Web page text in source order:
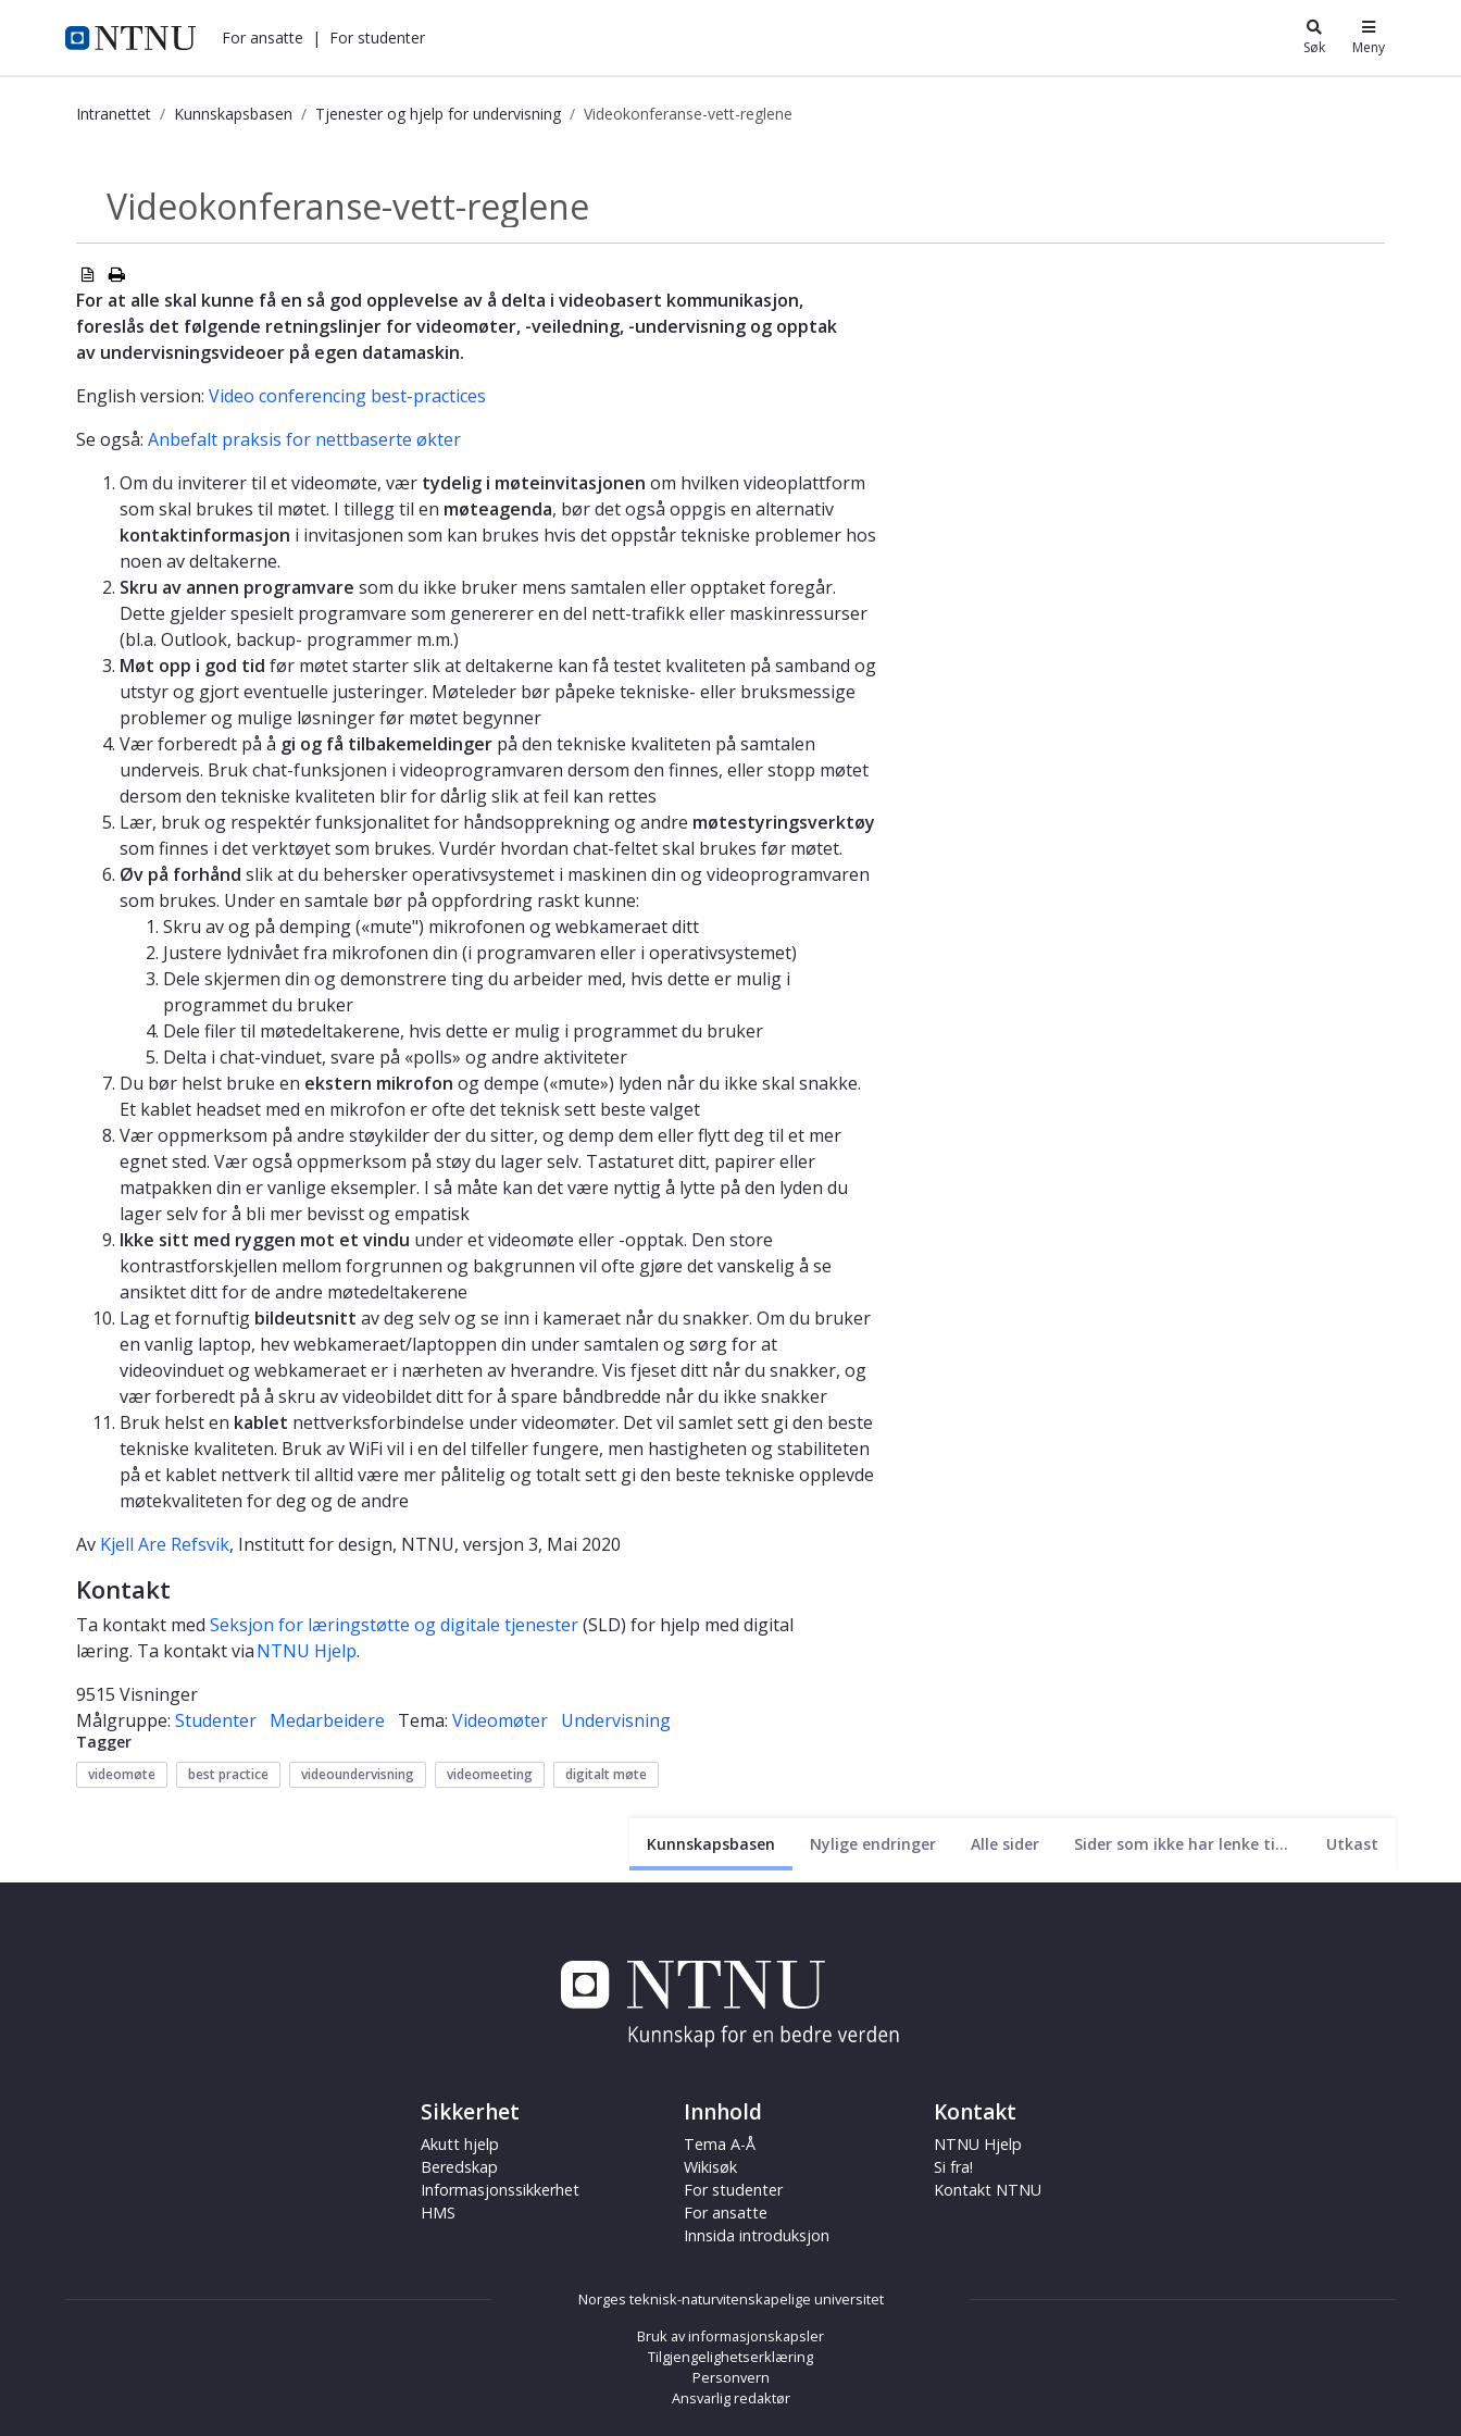
i.ntnu.no For ansatte | For studenter Søk Meny
Intranettet Kunnskapsbasen Tjenester og hjelp for undervisning Videokonferanse-vett-reglene
Kunnskapsbasen Nylige endringer Alle sider Sider som ikke har lenke til seg Utkast
Tjenester og...
Videokonferanse-vett-reglene
For at alle skal kunne få en så god opplevelse av å delta i videobasert kommunikasjon,
foreslås det følgende retningslinjer for videomøter, -veiledning, -undervisning og opptak
av undervisningsvideoer på egen datamaskin.
English version: Video conferencing best-practices
Se også: Anbefalt praksis for nettbaserte økter
Om du inviterer til et videomøte, vær tydelig i møteinvitasjonen om hvilken videoplattform
som skal brukes til møtet. I tillegg til en møteagenda, bør det også oppgis en alternativ
kontaktinformasjon i invitasjonen som kan brukes hvis det oppstår tekniske problemer hos
noen av deltakerne.
Skru av annen programvare som du ikke bruker mens samtalen eller opptaket foregår.
Dette gjelder spesielt programvare som genererer en del nett-trafikk eller maskinressurser
(bl.a. Outlook, backup- programmer m.m.)
Møt opp i god tid før møtet starter slik at deltakerne kan få testet kvaliteten på samband og
utstyr og gjort eventuelle justeringer. Møteleder bør påpeke tekniske- eller bruksmessige
problemer og mulige løsninger før møtet begynner
Vær forberedt på å gi og få tilbakemeldinger på den tekniske kvaliteten på samtalen
underveis. Bruk chat-funksjonen i videoprogramvaren dersom den finnes, eller stopp møtet
dersom den tekniske kvaliteten blir for dårlig slik at feil kan rettes
Lær, bruk og respektér funksjonalitet for håndsopprekning og andre møtestyringsverktøy
som finnes i det verktøyet som brukes. Vurdér hvordan chat-feltet skal brukes før møtet.
Øv på forhånd slik at du behersker operativsystemet i maskinen din og videoprogramvaren
som brukes. Under en samtale bør på oppfordring raskt kunne:
Skru av og på demping («mute") mikrofonen og webkameraet ditt
Justere lydnivået fra mikrofonen din (i programvaren eller i operativsystemet)
Dele skjermen din og demonstrere ting du arbeider med, hvis dette er mulig i
programmet du bruker
Dele filer til møtedeltakerene, hvis dette er mulig i programmet du bruker
Delta i chat-vinduet, svare på «polls» og andre aktiviteter
Du bør helst bruke en ekstern mikrofon og dempe («mute») lyden når du ikke skal snakke.
Et kablet headset med en mikrofon er ofte det teknisk sett beste valget
Vær oppmerksom på andre støykilder der du sitter, og demp dem eller flytt deg til et mer
egnet sted. Vær også oppmerksom på støy du lager selv. Tastaturet ditt, papirer eller
matpakken din er vanlige eksempler. I så måte kan det være nyttig å lytte på den lyden du
lager selv for å bli mer bevisst og empatisk
Ikke sitt med ryggen mot et vindu under et videomøte eller -opptak. Den store
kontrastforskjellen mellom forgrunnen og bakgrunnen vil ofte gjøre det vanskelig å se
ansiktet ditt for de andre møtedeltakerene
Lag et fornuftig bildeutsnitt av deg selv og se inn i kameraet når du snakker. Om du bruker
en vanlig laptop, hev webkameraet/laptoppen din under samtalen og sørg for at
videovinduet og webkameraet er i nærheten av hverandre. Vis fjeset ditt når du snakker, og
vær forberedt på å skru av videobildet ditt for å spare båndbredde når du ikke snakker
Bruk helst en kablet nettverksforbindelse under videomøter. Det vil samlet sett gi den beste
tekniske kvaliteten. Bruk av WiFi vil i en del tilfeller fungere, men hastigheten og stabiliteten
på et kablet nettverk til alltid være mer pålitelig og totalt sett gi den beste tekniske opplevde
møtekvaliteten for deg og de andre
Av Kjell Are Refsvik, Institutt for design, NTNU, versjon 3, Mai 2020
Kontakt
Ta kontakt med Seksjon for læringstøtte og digitale tjenester(SLD) for hjelp med digital
læring. Ta kontakt viaNTNU Hjelp.
9515 Visninger
Målgruppe: Studenter Medarbeidere Tema: Videomøter Undervisning
Tagger
videomøte best practice videoundervisning videomeeting digitalt møte
Sikkerhet
Akutt hjelp
Beredskap
Informasjonssikkerhet
HMS
Innhold
Tema A-Å
Wikisøk
For studenter
For ansatte
Innsida introduksjon
Kontakt
NTNU Hjelp
Si fra!
Kontakt NTNU
Norges teknisk-naturvitenskapelige universitet
Bruk av informasjonskapsler
Tilgjengelighetserklæring
Personvern
Ansvarlig redaktør